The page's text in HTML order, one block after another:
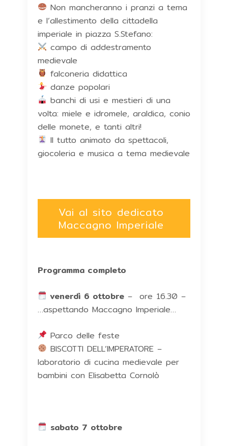
Non mancheranno i pranzi a tema
e l’allestimento della cittadella
imperiale in piazza S.Stefano:
campo di addestramento
medievale
falconeria didattica
danze popolari
banchi di usi e mestieri di una
volta: miele e idromele, araldica, conio
delle monete, e tanti altri!
Il tutto animato da spettacoli,
giocoleria e musica a tema medievale
Vai al sito dedicato
Maccagno Imperiale
Programma completo
venerdì 6 ottobre – ore 16.30 –
…aspettando Maccagno Imperiale…
Parco delle feste
BISCOTTI DELL’IMPERATORE –
laboratorio di cucina medievale per
bambini con Elisabetta Cornolò
sabato 7 ottobre